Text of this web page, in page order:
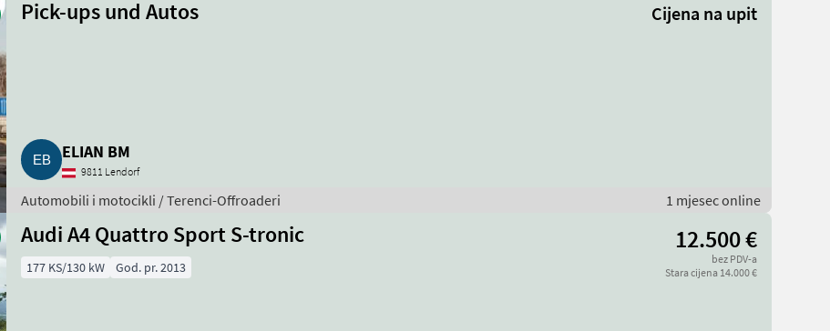
Pick-ups und Autos Cijena na upit
ELIAN BM
9811 Lendorf
Automobili i motocikli / Terenci-Offroaderi 1 mjesec online
Audi A4 Quattro Sport S-tronic 12.500 €
bez PDV-a
Stara cijena 14.000 €
177 KS/130 kW God. pr. 2013